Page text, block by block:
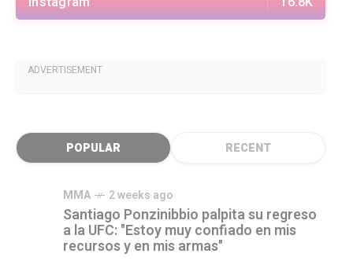
ADVERTISEMENT
POPULAR RECENT
MMA 2 weeks ago
Santiago Ponzinibbio palpita su regreso
a la UFC: "Estoy muy confiado en mis
recursos y en mis armas"